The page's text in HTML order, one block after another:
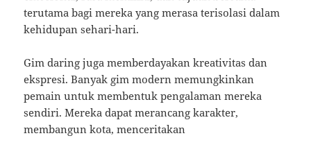
terutama bagi mereka yang merasa terisolasi dalam
kehidupan sehari-hari.
Gim daring juga memberdayakan kreativitas dan
ekspresi. Banyak gim modern memungkinkan
pemain untuk membentuk pengalaman mereka
sendiri. Mereka dapat merancang karakter,
membangun kota, menceritakan